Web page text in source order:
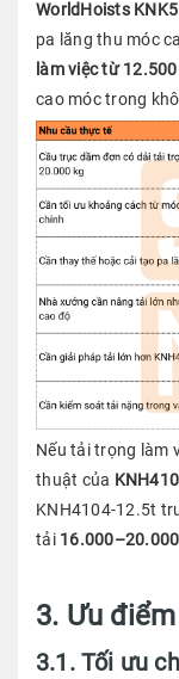
WorldHoists
pa lăng thu móc
làm việc từ
cao móc trong
Nếu tải trọng làm
thuật của
KNH4104-12.5t
tải
3. Ưu
3.1. Tối ưu